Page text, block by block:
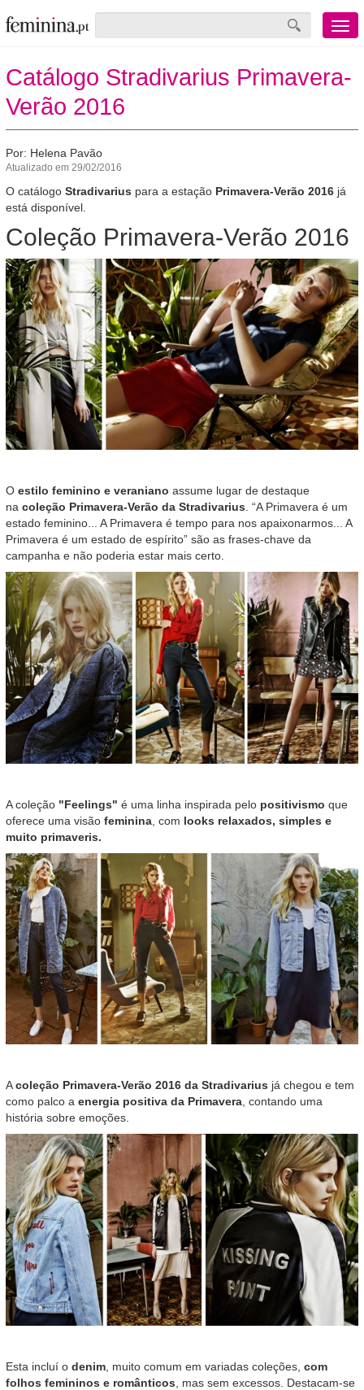
Menu
mobile
Catálogo Stradivarius Primavera-
Verão 2016
Por: Helena Pavão
Atualizado em 29/02/2016
O catálogo Stradivarius para a estação Primavera-Verão 2016 já
está disponível.
Coleção Primavera-Verão 2016
O estilo feminino e veraniano assume lugar de destaque
na coleção Primavera-Verão da Stradivarius. “A Primavera é um
estado feminino... A Primavera é tempo para nos apaixonarmos... A
Primavera é um estado de espírito” são as frases-chave da
campanha e não poderia estar mais certo.
A coleção "Feelings" é uma linha inspirada pelo positivismo que
oferece uma visão feminina , com looks relaxados, simples e
muito primaveris.
Acoleção Primavera-Verão 2016 da Stradivarius já chegou e tem
como palco a energia positiva da Primavera, contando uma
história sobre emoções.
Esta incluí o denim , muito comum em variadas coleções, com
folhos femininos e românticos , mas sem excessos. Destacam-se